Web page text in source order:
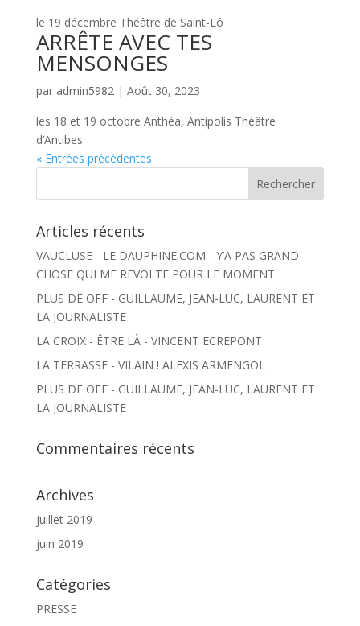
le 19 décembre Théâtre de Saint-Lô
ARRÊTE AVEC TES
MENSONGES
par admin5982| Août 30, 2023
les 18 et 19 octobre Anthéa, Antipolis Théâtre
d’Antibes
« Entrées précédentes
Articles récents
VAUCLUSE - LE DAUPHINE.COM - Y’A PAS GRAND
CHOSE QUI ME REVOLTE POUR LE MOMENT
PLUS DE OFF - GUILLAUME, JEAN-LUC, LAURENT ET
LA JOURNALISTE
LA CROIX - ÊTRE LÀ - VINCENT ECREPONT
LA TERRASSE - VILAIN ! ALEXIS ARMENGOL
PLUS DE OFF - GUILLAUME, JEAN-LUC, LAURENT ET
LA JOURNALISTE
Commentaires récents
Archives
juillet 2019
juin 2019
Catégories
PRESSE